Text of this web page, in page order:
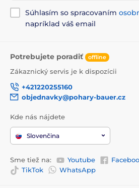
Súhlasím so spracovaním
napríklad váš email
Potrebujete poradiť offline
Zákaznický servis je k dispozícii
+421220255160
objednavky@pohary-bauer.cz
Kde nás nájdete
Slovenčina
Sme tiež na: Youtube
TikTok
WhatsApp